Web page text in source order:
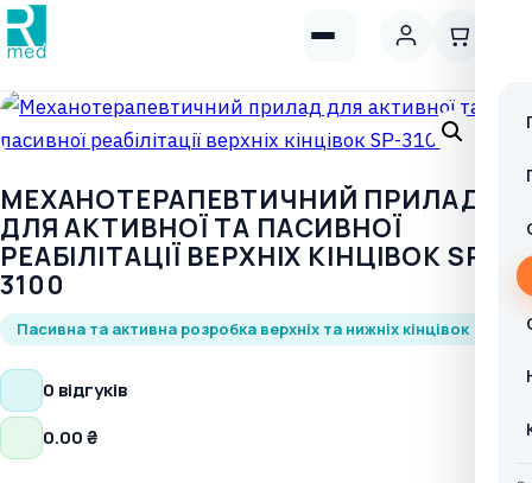
МЕХАНОТЕРАПЕВТИЧНИЙ ПРИЛАД
ДЛЯ АКТИВНОЇ ТА ПАСИВНОЇ
РЕАБІЛІТАЦІЇ ВЕРХНІХ КІНЦІВОК SP-
3100
Пасивна та активна розробка верхніх та нижніх кінцівок
0 відгуків
0.00₴